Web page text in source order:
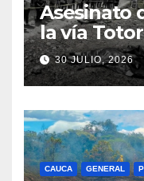
Asesinato
la vía
30 JULIO, 2026
CAUCA GENERAL